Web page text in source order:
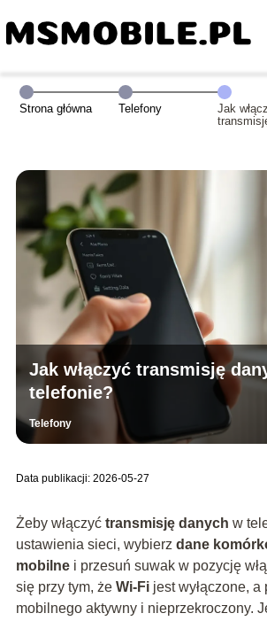
Strona główna Telefony
Jak
Jak włączyć transmisję
telefonie?
Telefony
Data publikacji: 2026-05-27
Żeby włączyć transmisję danych w
ustawienia sieci, wybierz dane
mobilnei przesuń suwak w pozycję
się przy tym, że Wi‑Fijest wyłączone, a
mobilnego aktywny i nieprzekroczony.